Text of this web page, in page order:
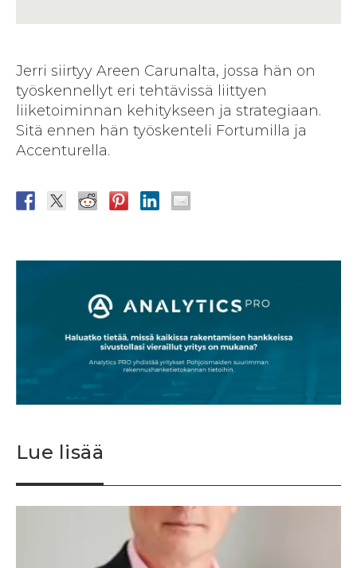
Jerri siirtyy Areen Carunalta, jossa hän on
työskennellyt eri tehtävissä liittyen
liiketoiminnan kehitykseen ja strategiaan.
Sitä ennen hän työskenteli Fortumilla ja
Accenturella.
Lue lisää